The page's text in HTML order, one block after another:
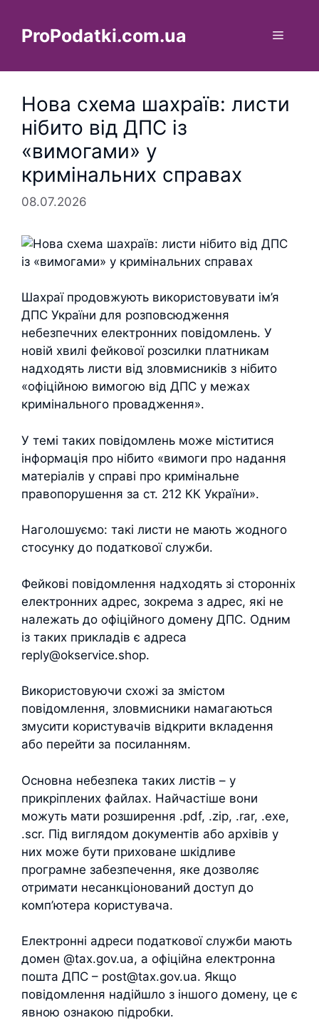
вмістуProPodatki.com.ua Меню
Нова схема шахраїв: листи
нібито від ДПС із
«вимогами» у
кримінальних справах
08.07.2026
Шахраї продовжують використовувати ім’я
ДПС України для розповсюдження
небезпечних електронних повідомлень. У
новій хвилі фейкової розсилки платникам
надходять листи від зловмисників з нібито
«офіційною вимогою від ДПС у межах
кримінального провадження».
У темі таких повідомлень може міститися
інформація про нібито «вимоги про надання
матеріалів у справі про кримінальне
правопорушення за ст. 212 КК України».
Наголошуємо: такі листи не мають жодного
стосунку до податкової служби.
Фейкові повідомлення надходять зі сторонніх
електронних адрес, зокрема з адрес, які не
належать до офіційного домену ДПС. Одним
із таких прикладів є адреса
reply@okservice.shop.
Використовуючи схожі за змістом
повідомлення, зловмисники намагаються
змусити користувачів відкрити вкладення
або перейти за посиланням.
Основна небезпека таких листів – у
прикріплених файлах. Найчастіше вони
можуть мати розширення .pdf, .zip, .rar, .exe,
.scr. Під виглядом документів або архівів у
них може бути приховане шкідливе
програмне забезпечення, яке дозволяє
отримати несанкціонований доступ до
комп’ютера користувача.
Електронні адреси податкової служби мають
домен @tax.gov.ua, а офіційна електронна
пошта ДПС – post@tax.gov.ua. Якщо
повідомлення надійшло з іншого домену, це є
явною ознакою підробки.